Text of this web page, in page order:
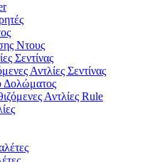
Ντους
Σεντίνας
Αντλίες Σεντίνας
Δολώματος
Αντλίες Rule